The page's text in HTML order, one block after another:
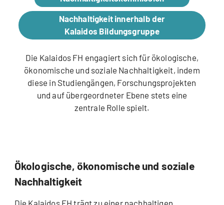
Nachhaltigkeit innerhalb der
Kalaidos Bildungsgruppe
Die Kalaidos FH engagiert sich für ökologische,
ökonomische und soziale Nachhaltigkeit, indem
diese in Studiengängen, Forschungsprojekten
und auf übergeordneter Ebene stets eine
zentrale Rolle spielt.
Ökologische, ökonomische und soziale
Nachhaltigkeit
Die Kalaidos FH trägt zu einer nachhaltigen